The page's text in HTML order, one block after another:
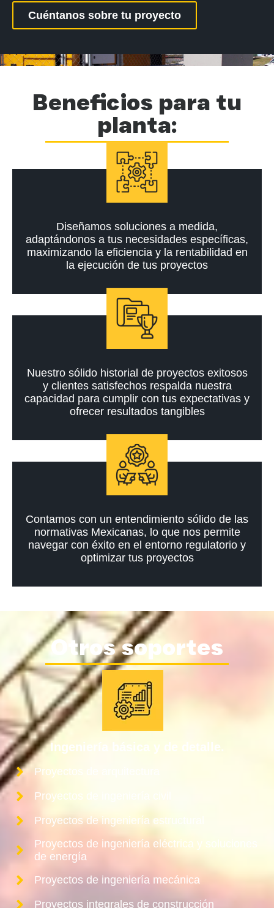
Cuéntanos sobre tu proyecto
Beneficios para tu
planta:
Diseñamos soluciones a medida,
adaptándonos a tus necesidades específicas,
maximizando la eficiencia y la rentabilidad en
la ejecución de tus proyectos
Nuestro sólido historial de proyectos exitosos
y clientes satisfechos respalda nuestra
capacidad para cumplir con tus expectativas y
ofrecer resultados tangibles
Contamos con un entendimiento sólido de las
normativas Mexicanas, lo que nos permite
navegar con éxito en el entorno regulatorio y
optimizar tus proyectos
Otros soportes
Ingeniería básica y de detalle.
Proyectos de arquitectura
Proyectos de ingeniería civil
Proyectos de ingeniería estructural
Proyectos de ingeniería eléctrica y soluciones
de energía
Proyectos de ingeniería mecánica
Proyectos integrales de construcción